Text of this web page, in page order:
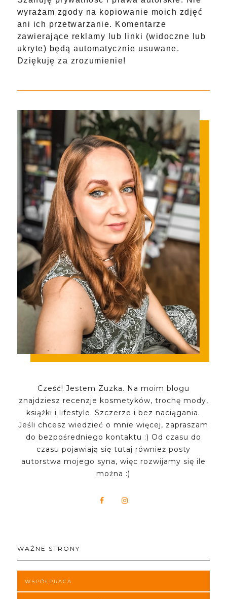
wyrażam zgody na kopiowanie moich zdjęć
ani ich przetwarzanie. Komentarze
zawierające reklamy lub linki (widoczne lub
ukryte) będą automatycznie usuwane.
Dziękuję za zrozumienie!
Cześć! Jestem Zuzka. Na moim blogu
znajdziesz recenzje kosmetyków, trochę mody,
książki i lifestyle. Szczerze i bez naciągania.
Jeśli chcesz wiedzieć o mnie więcej, zapraszam
do bezpośredniego kontaktu :) Od czasu do
czasu pojawiają się tutaj również posty
autorstwa mojego syna, więc rozwijamy się ile
można :)
WAŻNE STRONY
WSPÓŁPRACA